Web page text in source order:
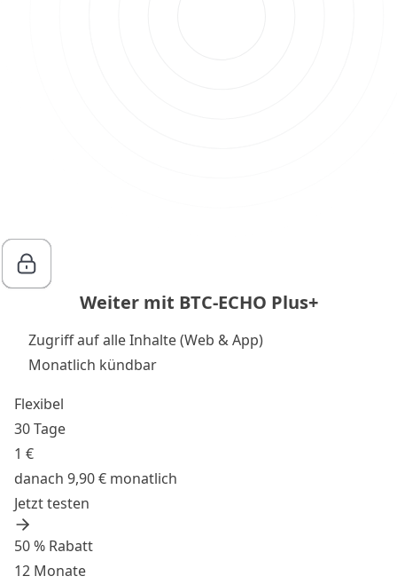
Weiter mit BTC-ECHO Plus+
Zugriff auf alle Inhalte (Web & App)
Monatlich kündbar
Flexibel
30 Tage
1 €
danach 9,90 € monatlich
Jetzt testen
50 % Rabatt
12 Monate